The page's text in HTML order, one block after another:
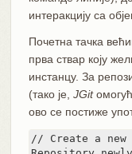
интеракцију са
Почетна тачка
прва ствар коју
инстанцу. За
(тако је, JGit
ово се постиже
// Create a